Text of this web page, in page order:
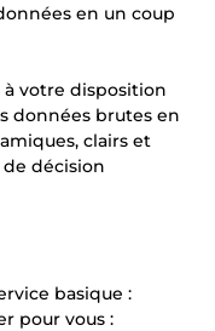
en un coup
votre disposition
données brutes en
clairs et
décision
basique :
pour vous :